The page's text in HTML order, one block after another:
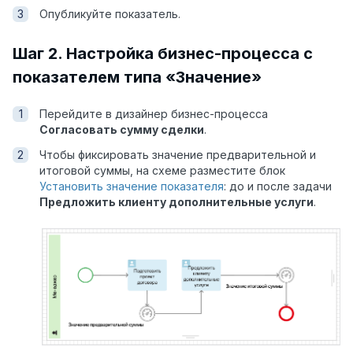
Опубликуйте показатель.
Шаг 2. Настройка бизнес-процесса с
показателем типа «Значение»
Перейдите в дизайнер бизнес-процесса
Согласовать сумму сделки.
Чтобы фиксировать значение предварительной и
итоговой суммы, на схеме разместите блок
Установить значение показателя: до и после задачи
Предложить клиенту дополнительные услуги.